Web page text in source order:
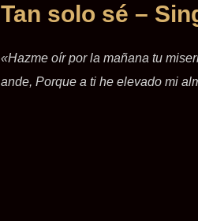
Tan solo sé –
«Hazme oír por la mañana tu
ande, Porque a ti he elevado mi